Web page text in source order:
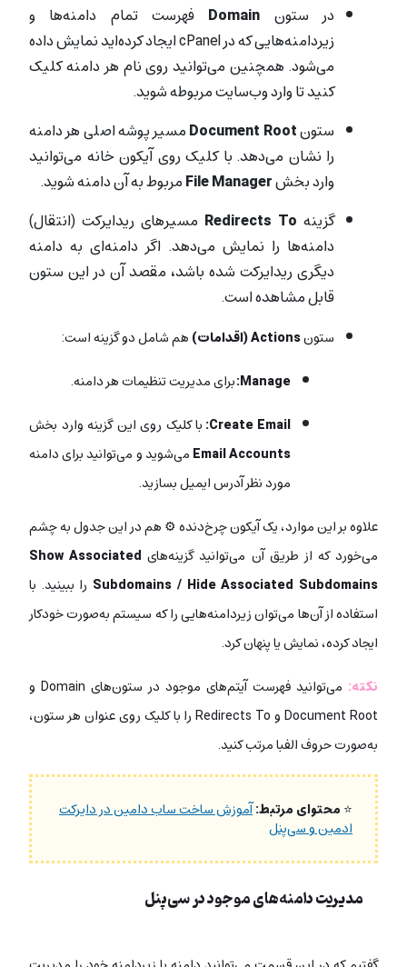
در ستون Domain فهرست تمام دامنه‌ها و
زیردامنه‌هایی که در cPanel ایجاد کرده‌اید نمایش داده
می‌شود. همچنین می‌توانید روی نام هر دامنه کلیک
کنید تا وارد وب‌سایت مربوطه شوید.
ستونDocument Rootمسیر پوشه‌ اصلی هر دامنه
را نشان می‌دهد. با کلیک روی آیکون خانه می‌توانید
وارد بخشFile Managerمربوط به آن دامنه شوید.
گزینه‌ Redirects To مسیرهای ریدایرکت (انتقال)
دامنه‌ها را نمایش می‌دهد. اگر دامنه‌ای به دامنه‌
دیگری ریدایرکت شده باشد، مقصد آن در این ستون
قابل مشاهده است.
ستونActions (اقدامات)
هم شامل دو گزینه است:
Manage: برای مدیریت تنظیمات هر دامنه.
Create Email: با کلیک روی این گزینه وارد بخش
Email Accountsمی‌شوید و می‌توانید برای دامنه
مورد نظر آدرس ایمیل بسازید.
علاوه بر این موارد، یک آیکون چرخ‌دنده ⚙️ هم در این جدول به چشم‌
می‌خورد که از طریق آن می‌توانید گزینه‌های Show Associated
Subdomains / Hide Associated Subdomains را ببینید. با
استفاده از آن‌ها می‌توان زیردامنه‌هایی را که سیستم به‌صورت خودکار
ایجاد کرده، نمایش یا پنهان کرد.
نکته:
می‌توانید فهرست آیتم‌های موجود در ستون‌های Domain و
Document Root و Redirects To را با کلیک روی عنوان هر ستون،
به‌صورت حروف الفبا مرتب کنید.
⭐محتوای مرتبط:آموزش ساخت ساب دامین در دایرکت
ادمین و سی‌پنل
مدیریت دامنه‌های موجود در سی‌‌پنل